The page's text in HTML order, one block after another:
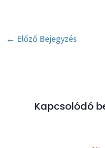
Post
← Előző Bejegyzés
Kapcsolódó